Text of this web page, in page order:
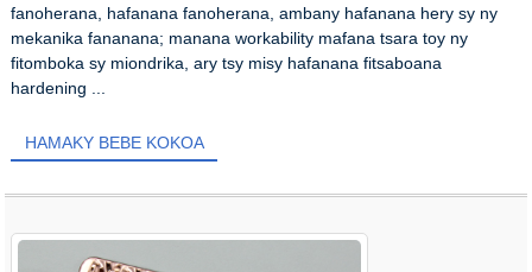
fanoherana, hafanana fanoherana, ambany hafanana hery sy ny
mekanika fananana; manana workability mafana tsara toy ny
fitomboka sy miondrika, ary tsy misy hafanana fitsaboana
hardening ...
HAMAKY BEBE KOKOA